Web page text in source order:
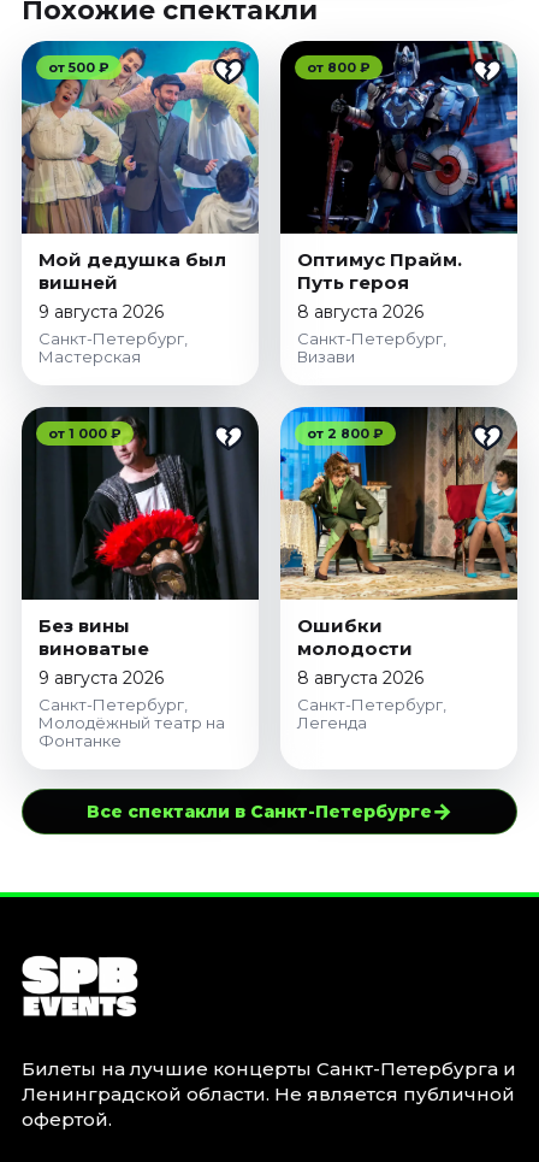
Похожие спектакли
от 500 ₽
Мой дедушка был
вишней
9 августа 2026
Санкт-Петербург,
Мастерская
от 800 ₽
Оптимус Прайм.
Путь героя
8 августа 2026
Санкт-Петербург,
Визави
от 1 000 ₽
Без вины
виноватые
9 августа 2026
Санкт-Петербург,
Молодёжный театр на
Фонтанке
от 2 800 ₽
Ошибки
молодости
8 августа 2026
Санкт-Петербург,
Легенда
Все спектакли в Санкт-Петербурге→
Билеты на лучшие концерты Санкт-Петербурга и
Ленинградской области. Не является публичной
офертой.